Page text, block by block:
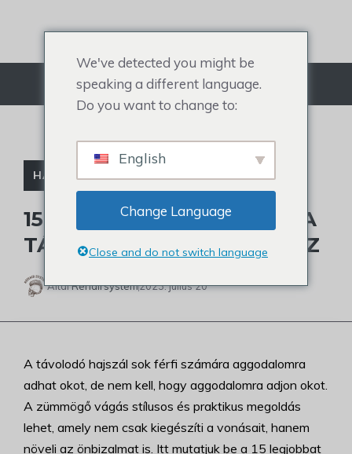
Menü
HAJVÁGÁS FÉRFIAKNAK
15 LEGJOBB BUZZ VÁGÁS A
TÁVOLODÓ HAJVONALHOZ
ÁltalRehairsystem2023. július 20
A távolodó hajszál sok férfi számára aggodalomra
adhat okot, de nem kell, hogy aggodalomra adjon okot.
A zümmögő vágás stílusos és praktikus megoldás
lehet, amely nem csak kiegészíti a vonásait, hanem
növeli az önbizalmat is. Itt mutatjuk be a 15 legjobbat
We've detected you might be
speaking a different language.
Do you want to change to:
English
Change Language
Close and do not switch language